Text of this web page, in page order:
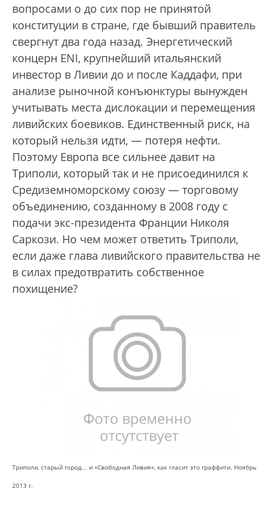
вопросами о до сих пор не принятой
конституции в стране, где бывший правитель
свергнут два года назад. Энергетический
концерн ENI, крупнейший итальянский
инвестор в Ливии до и после Каддафи, при
анализе рыночной конъюнктуры вынужден
учитывать места дислокации и перемещения
ливийских боевиков. Единственный риск, на
который нельзя идти, — потеря нефти.
Поэтому Европа все сильнее давит на
Триполи, который так и не присоединился к
Средиземноморскому союзу — торговому
объединению, созданному в 2008 году с
подачи экс-президента Франции Николя
Саркози. Но чем может ответить Триполи,
если даже глава ливийского правительства не
в силах предотвратить собственное
похищение?
Триполи, старый город... и «Свободная Ливия», как гласит это граффити. Ноябрь
2013 г.